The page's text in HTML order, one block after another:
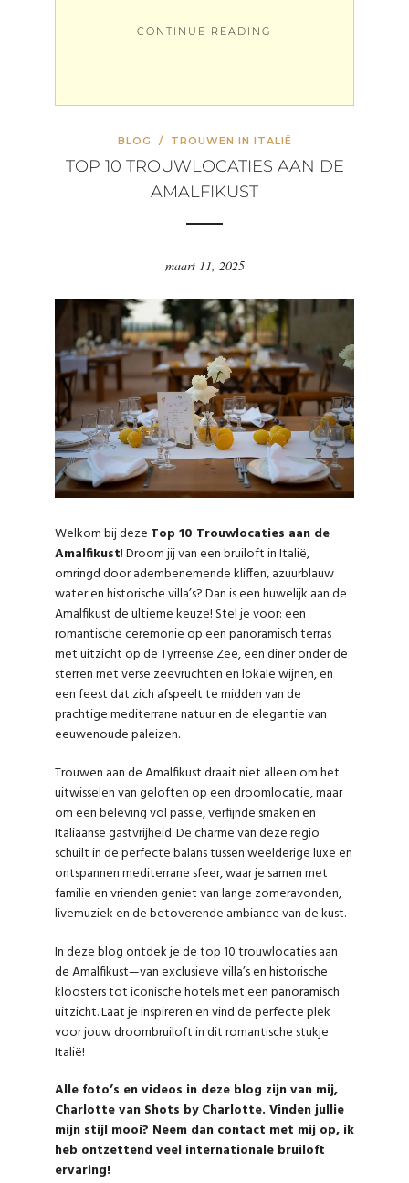
CONTINUE READING
BLOG / TROUWEN IN ITALIË
TOP 10 TROUWLOCATIES AAN DE
AMALFIKUST
maart 11, 2025
Welkom bij deze Top 10 Trouwlocaties aan de
Amalfikust! Droom jij van een bruiloft in Italië,
omringd door adembenemende kliffen, azuurblauw
water en historische villa’s? Dan is een huwelijk aan de
Amalfikust de ultieme keuze! Stel je voor: een
romantische ceremonie op een panoramisch terras
met uitzicht op de Tyrreense Zee, een diner onder de
sterren met verse zeevruchten en lokale wijnen, en
een feest dat zich afspeelt te midden van de
prachtige mediterrane natuur en de elegantie van
eeuwenoude paleizen.
Trouwen aan de Amalfikust draait niet alleen om het
uitwisselen van geloften op een droomlocatie, maar
om een beleving vol passie, verfijnde smaken en
Italiaanse gastvrijheid. De charme van deze regio
schuilt in de perfecte balans tussen weelderige luxe en
ontspannen mediterrane sfeer, waar je samen met
familie en vrienden geniet van lange zomeravonden,
livemuziek en de betoverende ambiance van de kust.
In deze blog ontdek je de top 10 trouwlocaties aan
de Amalfikust—van exclusieve villa’s en historische
kloosters tot iconische hotels met een panoramisch
uitzicht. Laat je inspireren en vind de perfecte plek
voor jouw droombruiloft in dit romantische stukje
Italië!
Alle foto’s en videos in deze blog zijn van mij,
Charlotte van Shots by Charlotte. Vinden jullie
mijn stijl mooi? Neem dan contact met mij op, ik
heb ontzettend veel internationale bruiloft
ervaring!